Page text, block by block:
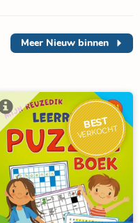
Meer Nieuw binnen
BEST
VERKOCHT